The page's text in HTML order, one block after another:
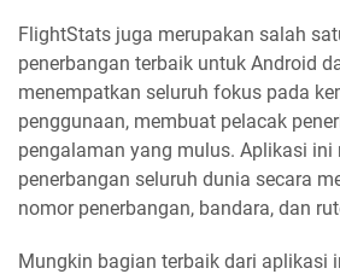
FlightStats juga merupakan salah
penerbangan terbaik untuk Android
menempatkan seluruh fokus pada
penggunaan, membuat pelacak
pengalaman yang mulus. Aplikasi
penerbangan seluruh dunia secara
nomor penerbangan, bandara, dan
Mungkin bagian terbaik dari aplikasi